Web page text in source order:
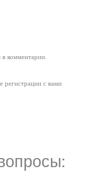
комментарии.
регистрации с вами